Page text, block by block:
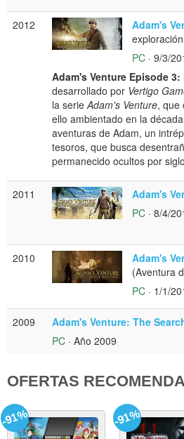
2012 Adam's
PC · 9/3/
Adam's Venture Episode
desarrollado por Vertigo
la serieAdam's Venture, que
ello ambientado en la
aventuras de Adam, un
tesoros, que busca
permanecido ocultos por
2011 Adam's
PC · 8/4/
2010
Adam's
(Aventura
PC · 1/1/
2009 Adam's Venture: The
PC · Año 2009
OFERTAS
-91% -91%